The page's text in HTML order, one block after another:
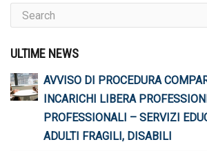
ULTIME NEWS
AVVISO DI PROCEDURA
INCARICHI LIBERA
PROFESSIONALI – SERVIZI
ADULTI FRAGILI, DISABILI